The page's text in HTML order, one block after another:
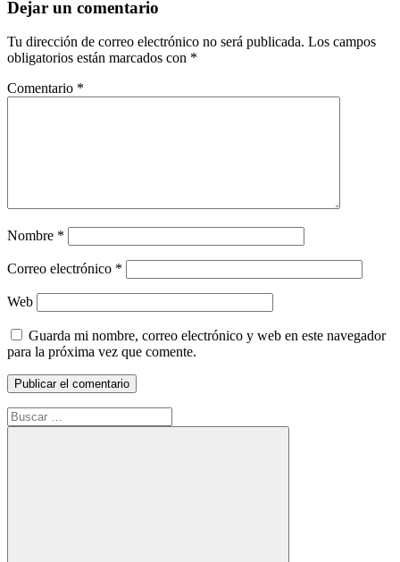
Dejar un comentario
Tu dirección de correo electrónico no será publicada. Los campos
obligatorios están marcados con *
Comentario *
Nombre *
Correo electrónico *
Web
Guarda mi nombre, correo electrónico y web en este navegador
para la próxima vez que comente.
Buscar: